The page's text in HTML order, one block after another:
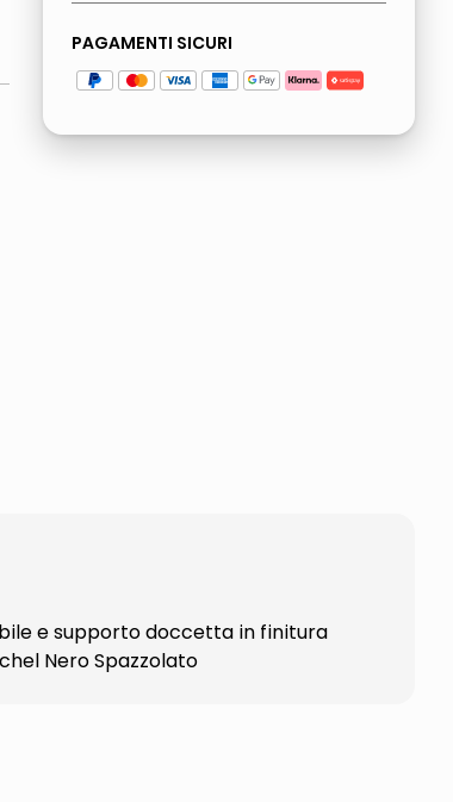
PAGAMENTI SICURI
e supporto doccetta in finitura
Nero Spazzolato